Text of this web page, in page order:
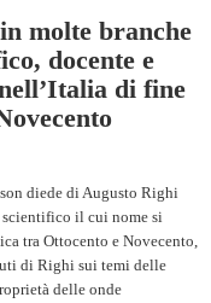
molte branche
docente e
di fine
diede di Augusto Righi
scientifico il cui nome si
tra Ottocento e Novecento,
di Righi sui temi delle
delle onde